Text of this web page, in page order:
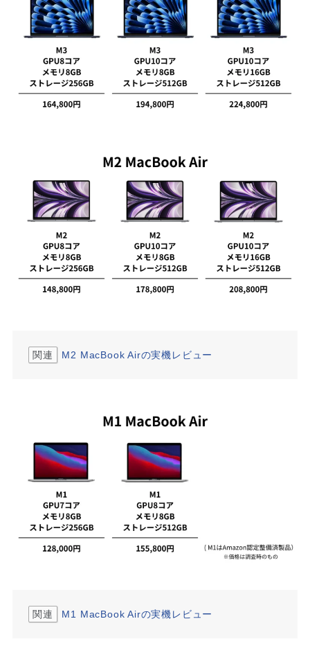
関連 M2 MacBook Airの実機レビュー
関連 M1 MacBook Airの実機レビュー